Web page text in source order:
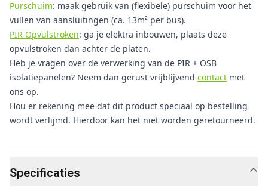
Purschuim: maak gebruik van (flexibele) purschuim voor het
vullen van aansluitingen (ca. 13m² per bus).
PIR Opvulstroken: ga je elektra inbouwen, plaats deze
opvulstroken dan achter de platen.
Heb je vragen over de verwerking van de PIR + OSB
isolatiepanelen? Neem dan gerust vrijblijvend contact met
ons op.
Hou er rekening mee dat dit product speciaal op bestelling
wordt verlijmd. Hierdoor kan het niet worden geretourneerd.
Specificaties